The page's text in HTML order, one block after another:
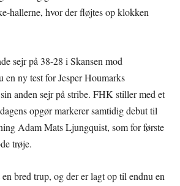
hallerne, hvor der fløjtes op klokken
sejr på 38-28 i Skansen mod
en ny test for Jesper Houmarks
anden sejr på stribe. FHK stiller med et
opgør markerer samtidig debut til
Adam Mats Ljungquist, som for første
trøje.
bred trup, og der er lagt op til endnu en